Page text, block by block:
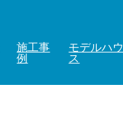
施工事
例
モデルハウ
ス